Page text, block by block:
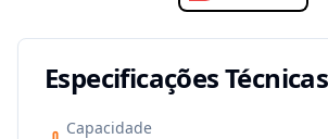
Especificações Técnicas
Capacidade